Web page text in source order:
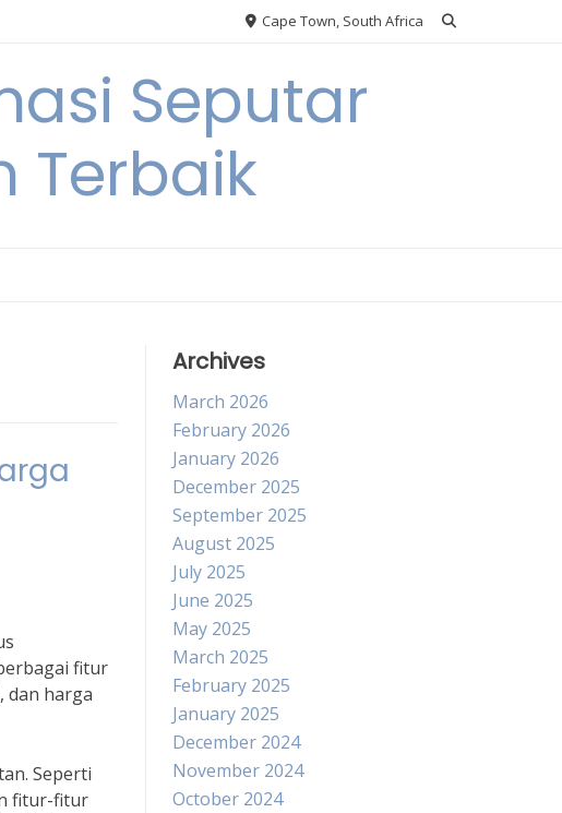
Cape Town, South Africa
Seputar
Terbaik
fitur
dan harga
Seperti
fitur-fitur
Archives
March 2026
February 2026
January 2026
December 2025
September 2025
August 2025
July 2025
June 2025
May 2025
March 2025
February 2025
January 2025
December 2024
November 2024
October 2024